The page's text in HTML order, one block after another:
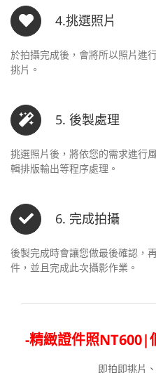
4.挑選照片
於拍攝完成後，會將所以照片進
挑片。
5. 後製處理
挑選照片後，將依您的需求進行
輯排版輸出等程序處理。
6. 完成拍攝
後製完成時會讓您做最後確認，
件，並且完成此次攝影作業。
-精緻證件照NT600|
即拍即挑片